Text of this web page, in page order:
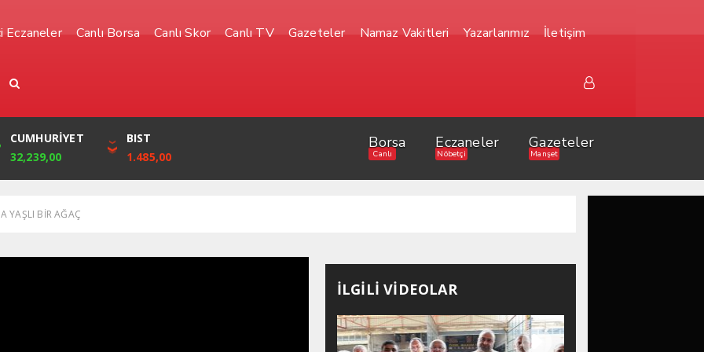
Eczaneler Canlı Borsa Canlı Skor Canlı TV Gazeteler Namaz Vakitleri Yazarlarımız İletişim
YEN
0,0010
FRANK
51,5910
CUMHURİYET
32,239,00
BIST
1.485,00
Borsa
Canlı
Eczaneler
Nöbetçi
Gazeteler
Manşet
YAŞLI BİR AĞAÇ
İLGİLİ VİDEOLAR